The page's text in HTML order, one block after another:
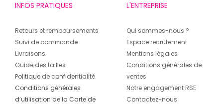
INFOS PRATIQUES
Retours et remboursements
Suivi de commande
Livraisons
Guide des tailles
Politique de confidentialité
Conditions générales
d’utilisation de la Carte de
L'ENTREPRISE
Qui sommes-nous ?
Espace recrutement
Mentions légales
Conditions générales de
ventes
Notre engagement RSE
Contactez-nous